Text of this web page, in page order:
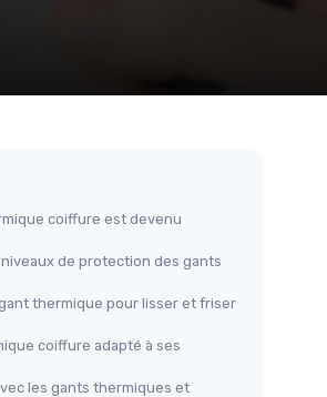
coiffure est devenu
de protection des gants
thermique pour lisser et friser
coiffure adapté à ses
les gants thermiques et